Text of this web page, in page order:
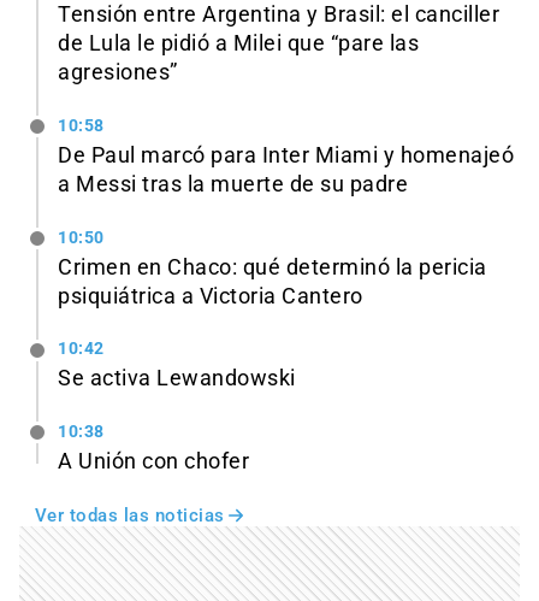
Tensión entre Argentina y Brasil: el canciller
de Lula le pidió a Milei que “pare las
agresiones”
10:58
De Paul marcó para Inter Miami y homenajeó
a Messi tras la muerte de su padre
10:50
Crimen en Chaco: qué determinó la pericia
psiquiátrica a Victoria Cantero
10:42
Se activa Lewandowski
10:38
A Unión con chofer
Ver todas las noticias